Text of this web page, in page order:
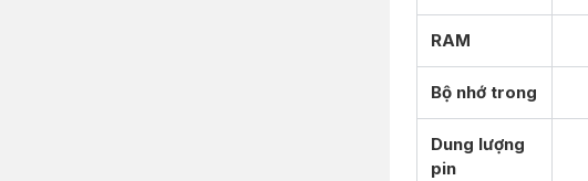
RAM
Bộ nhớ trong
Dung lượng
pin